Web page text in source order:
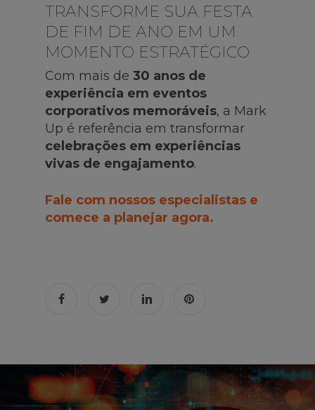
TRANSFORME SUA FESTA
DE FIM DE ANO EM UM
MOMENTO ESTRATÉGICO
Com mais de 30 anos de
experiência em eventos
corporativos memoráveis, a Mark
Up é referência em transformar
celebrações em experiências
vivas de engajamento.
Fale com nossos especialistas e
comece a planejar agora.